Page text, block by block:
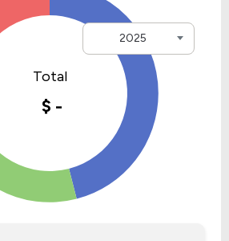
2025